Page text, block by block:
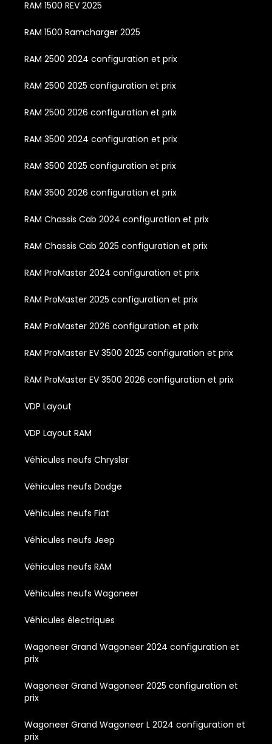
RAM 1500 REV 2025
RAM 1500 Ramcharger 2025
RAM 2500 2024 configuration et prix
RAM 2500 2025 configuration et prix
RAM 2500 2026 configuration et prix
RAM 3500 2024 configuration et prix
RAM 3500 2025 configuration et prix
RAM 3500 2026 configuration et prix
RAM Chassis Cab 2024 configuration et prix
RAM Chassis Cab 2025 configuration et prix
RAM ProMaster 2024 configuration et prix
RAM ProMaster 2025 configuration et prix
RAM ProMaster 2026 configuration et prix
RAM ProMaster EV 3500 2025 configuration et prix
RAM ProMaster EV 3500 2026 configuration et prix
VDP Layout
VDP Layout RAM
Véhicules neufs Chrysler
Véhicules neufs Dodge
Véhicules neufs Fiat
Véhicules neufs Jeep
Véhicules neufs RAM
Véhicules neufs Wagoneer
Véhicules électriques
Wagoneer Grand Wagoneer 2024 configuration et
prix
Wagoneer Grand Wagoneer 2025 configuration et
prix
Wagoneer Grand Wagoneer L 2024 configuration et
prix